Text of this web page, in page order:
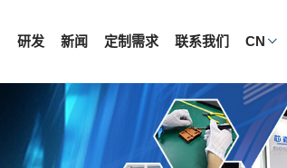
研发 新闻 定制需求 联系我们 CN